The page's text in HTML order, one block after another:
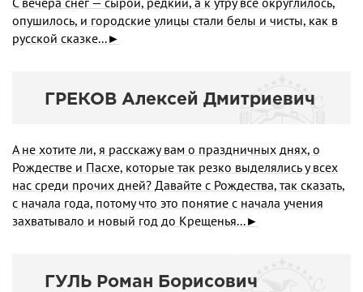
опушилось, и городские улицы стали белы и чисты, как в
русской сказке...►
ГРЕКОВ Алексей Дмитриевич
А не хотите ли, я расскажу вам о праздничных днях, о
Рождестве и Пасхе, которые так резко выделялись у всех
нас среди прочих дней? Давайте с Рождества, так сказать,
с начала года, потому что это понятие с начала учения
захватывало и новый год до Крещенья...►
ГУЛЬ Роман Борисович